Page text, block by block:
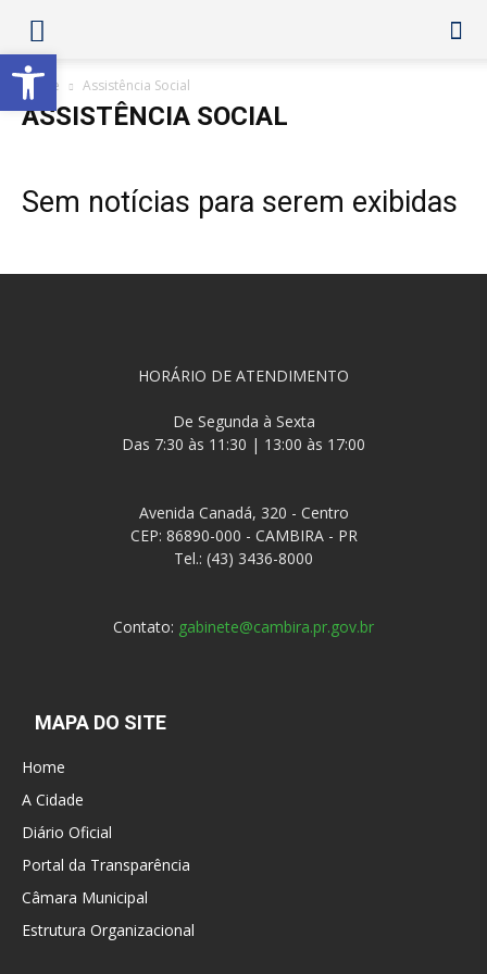
Abrir a barra de ferramentas
Home Assistência Social
ASSISTÊNCIA SOCIAL
Sem notícias para serem exibidas
HORÁRIO DE ATENDIMENTO
De Segunda à Sexta
Das 7:30 às 11:30 | 13:00 às 17:00
Avenida Canadá, 320 - Centro
CEP: 86890-000 - CAMBIRA - PR
Tel.: (43) 3436-8000
Contato: gabinete@cambira.pr.gov.br
MAPA DO SITE
Home
A Cidade
Diário Oficial
Portal da Transparência
Câmara Municipal
Estrutura Organizacional